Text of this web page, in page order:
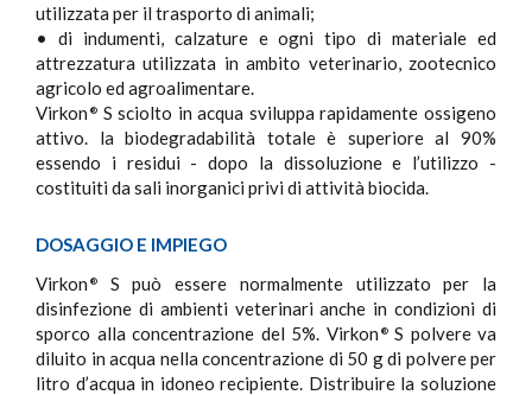
utilizzata per il trasporto di animali;
• di indumenti, calzature e ogni tipo di materiale ed
attrezzatura utilizzata in ambito veterinario, zootecnico
agricolo ed agroalimentare.
Virkon ®
S sciolto in acqua sviluppa rapidamente ossigeno
attivo. la biodegradabilità totale è superiore al 90%
essendo i residui - dopo la dissoluzione e l’utilizzo -
costituiti da sali inorganici privi di attività biocida.
DOSAGGIO E IMPIEGO
Virkon ®
S può essere normalmente utilizzato per la
disinfezione di ambienti veterinari anche in condizioni di
sporco alla concentrazione del 5%. Virkon ®S polvere va
diluito in acqua nella concentrazione di 50 g di polvere per
litro d’acqua in idoneo recipiente. Distribuire la soluzione